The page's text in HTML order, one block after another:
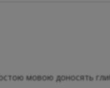
мовою доносять